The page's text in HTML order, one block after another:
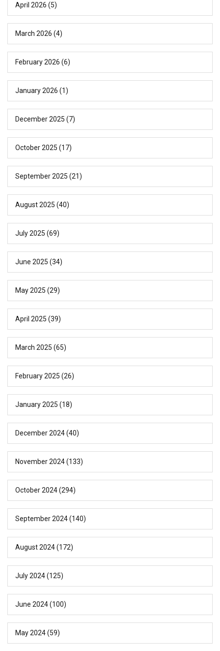
April 2026 (5)
March 2026 (4)
February 2026 (6)
January 2026 (1)
December 2025 (7)
October 2025 (17)
September 2025 (21)
August 2025 (40)
July 2025 (69)
June 2025 (34)
May 2025 (29)
April 2025 (39)
March 2025 (65)
February 2025 (26)
January 2025 (18)
December 2024(40)
November 2024(133)
October 2024(294)
September 2024(140)
August 2024(172)
July 2024(125)
June 2024(100)
May 2024(59)